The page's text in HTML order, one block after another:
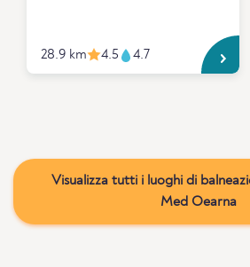
28.9 km 4.5 4.7
Visualizza tutti i luoghi di
Med Oearna